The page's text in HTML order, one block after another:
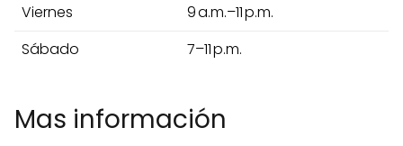
Viernes
9 a.m.–11 p.m.
Sábado
7–11 p.m.
Mas información